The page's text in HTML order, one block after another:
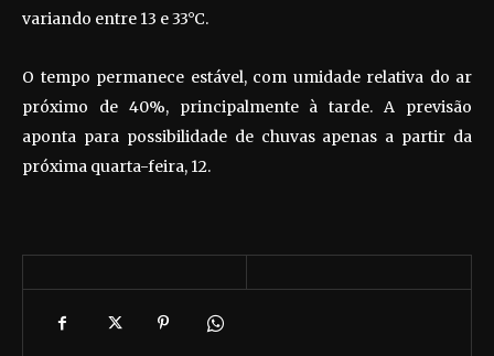
variando entre 13 e 33°C.
O tempo permanece estável, com umidade relativa do ar
próximo de 40%, principalmente à tarde. A previsão
aponta para possibilidade de chuvas apenas a partir da
próxima quarta-feira, 12.